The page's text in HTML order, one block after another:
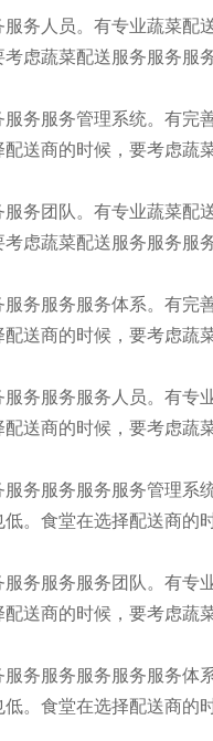
务人员。有专业蔬菜配
虑蔬菜配送服务服务
务服务管理系统。有完
送商的时候，要考虑
务团队。有专业蔬菜配
虑蔬菜配送服务服务
务服务服务体系。有完
送商的时候，要考虑
务服务服务人员。有专
送商的时候，要考虑
务服务服务服务管理
。食堂在选择配送商
务服务服务团队。有专
送商的时候，要考虑
务服务服务服务服务
。食堂在选择配送商